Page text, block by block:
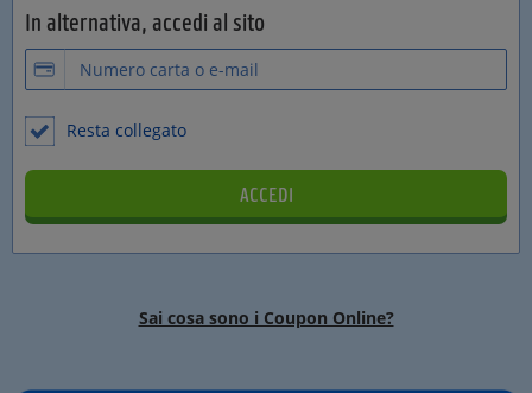
In alternativa, accedi al sito
Resta collegato
Sai cosa sono i Coupon Online?